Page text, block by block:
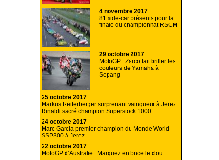
4 novembre 2017
81 side-car présents pour la
finale du championnat RSCM
29 octobre 2017
MotoGP : Zarco fait briller les
couleurs de Yamaha à
Sepang
25 octobre 2017
Markus Reiterberger surprenant vainqueur à Jerez.
Rinaldi sacré champion Superstock 1000.
24 octobre 2017
Marc Garcia premier champion du Monde World
SSP300 à Jerez
22 octobre 2017
MotoGP d’Australie : Marquez enfonce le clou